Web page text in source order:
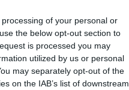
of your personal or
the below opt-out section to
is processed you may
utilized by us or personal
may separately opt-out of the
on the IAB’s list of downstream